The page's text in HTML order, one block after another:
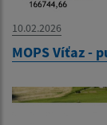
10.02.2026
MOPS Víťaz -